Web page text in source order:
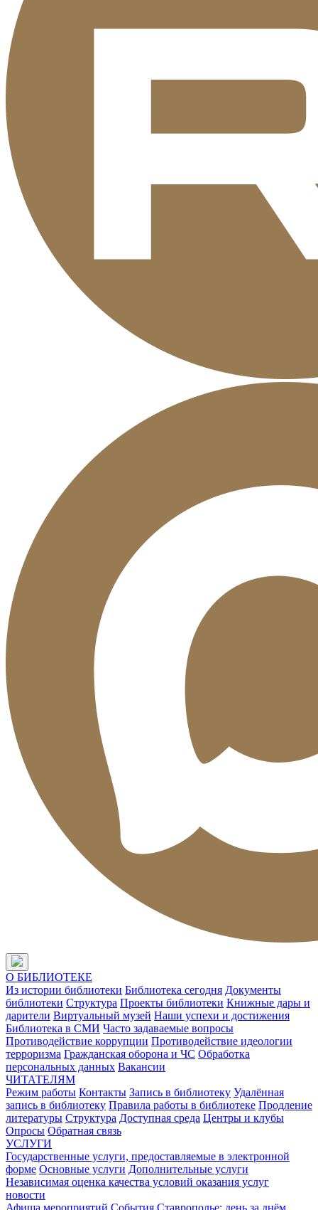
О БИБЛИОТЕКЕ
Из истории библиотеки Библиотека сегодня Документы
библиотеки Структура Проекты библиотеки Книжные дары и
дарители Виртуальный музей Наши успехи и достижения
Библиотека в СМИ Часто задаваемые вопросы
Противодействие коррупции Противодействие идеологии
терроризма Гражданская оборона и ЧС Обработка
персональных данных Вакансии
ЧИТАТЕЛЯМ
Режим работы Контакты Запись в библиотеку Удалённая
запись в библиотеку Правила работы в библиотеке Продление
литературы Структура Доступная среда Центры и клубы
Опросы Обратная связь
УСЛУГИ
Государственные услуги, предоставляемые в электронной
форме Основные услуги Дополнительные услуги
Независимая оценка качества условий оказания услуг
новости
Афиша мероприятий События Ставрополье: день за днём